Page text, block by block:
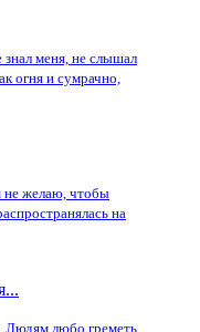
меня, не слышал
огня и сумрачно,
не желаю, чтобы
на
Людям любо греметь